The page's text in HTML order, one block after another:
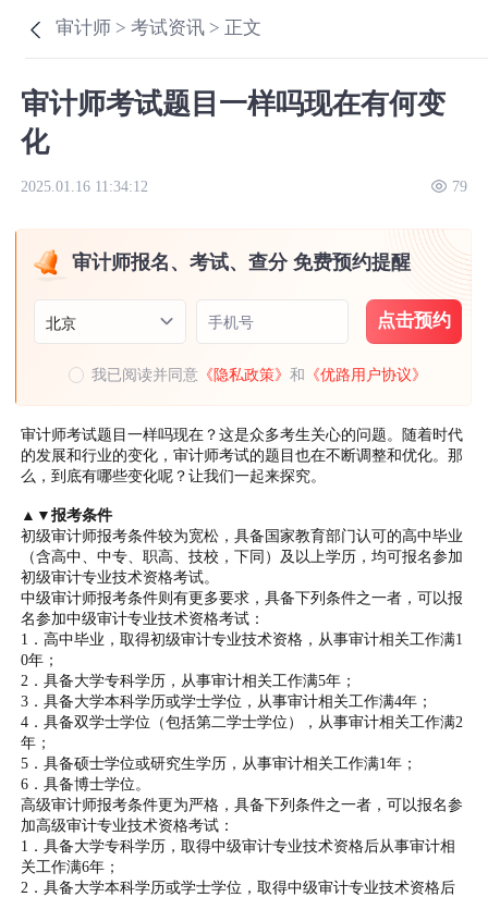
审计师 >考试资讯 > 正文
审计师考试题目一样吗现在有何变
化
2025.01.16 11:34:12 79
审计师报名、考试、查分 免费预约提醒
北京 手机号 点击预约
我已阅读并同意 《隐私政策》和 《优路用户协议》
审计师考试题目一样吗现在？这是众多考生关心的问题。随着时代
的发展和行业的变化，审计师考试的题目也在不断调整和优化。那
么，到底有哪些变化呢？让我们一起来探究。
▲▼报考条件
初级审计师报考条件较为宽松，具备国家教育部门认可的高中毕业
（含高中、中专、职高、技校，下同）及以上学历，均可报名参加
初级审计专业技术资格考试。
中级审计师报考条件则有更多要求，具备下列条件之一者，可以报
名参加中级审计专业技术资格考试：
1．高中毕业，取得初级审计专业技术资格，从事审计相关工作满1
0年；
2．具备大学专科学历，从事审计相关工作满5年；
3．具备大学本科学历或学士学位，从事审计相关工作满4年；
4．具备双学士学位（包括第二学士学位），从事审计相关工作满2
年；
5．具备硕士学位或研究生学历，从事审计相关工作满1年；
6．具备博士学位。
高级审计师报考条件更为严格，具备下列条件之一者，可以报名参
加高级审计专业技术资格考试：
1．具备大学专科学历，取得中级审计专业技术资格后从事审计相
关工作满6年；
2．具备大学本科学历或学士学位，取得中级审计专业技术资格后